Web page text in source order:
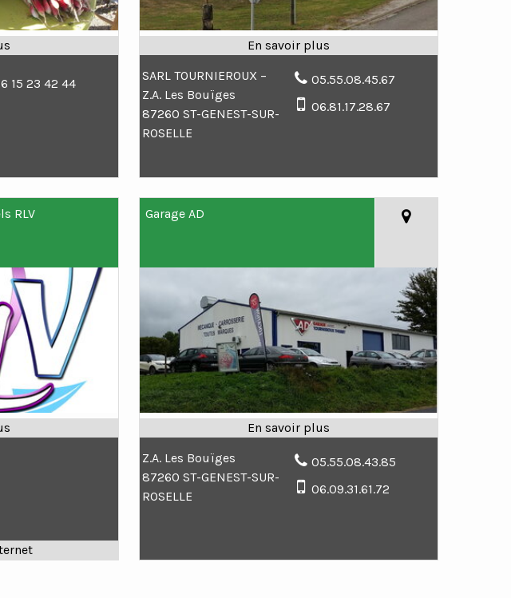
15 23 42 44
SARL TOURNIEROUX –
Z.A. Les Bouïges
87260 ST-GENEST-SUR-
ROSELLE
05.55.08.45.67
06.81.17.28.67
RLV
Garage AD
Z.A. Les Bouïges
87260 ST-GENEST-SUR-
ROSELLE
05.55.08.43.85
06.09.31.61.72